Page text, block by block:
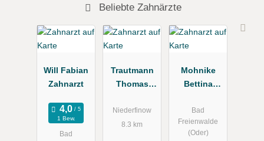
Beliebte Zahnärzte
Will Fabian
Zahnarzt
1 Bew.
Bad
Trautmann
Thomas
Zahnarzt
und
Niederfinow
8.3 km
Mohnike
Bettina
Fachzahnärz
tin für
Kieferorthop
Bad
Freienwalde
(Oder)